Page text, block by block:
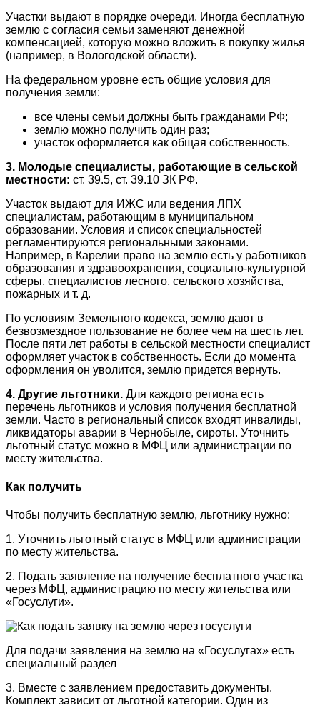
Участки выдают в порядке очереди. Иногда бесплатную
землю с согласия семьи заменяют денежной
компенсацией, которую можно вложить в покупку жилья
(например, в Вологодской области).
На федеральном уровне есть общие условия для
получения земли:
все члены семьи должны быть гражданами РФ;
землю можно получить один раз;
участок оформляется как общая собственность.
3. Молодые специалисты, работающие в сельской
местности: ст. 39.5, ст. 39.10 ЗК РФ.
Участок выдают для ИЖС или ведения ЛПХ
специалистам, работающим в муниципальном
образовании. Условия и список специальностей
регламентируются региональными законами.
Например, в Карелии право на землю есть у работников
образования и здравоохранения, социально-культурной
сферы, специалистов лесного, сельского хозяйства,
пожарных и т. д.
По условиям Земельного кодекса, землю дают в
безвозмездное пользование не более чем на шесть лет.
После пяти лет работы в сельской местности специалист
оформляет участок в собственность. Если до момента
оформления он уволится, землю придется вернуть.
4. Другие льготники. Для каждого региона есть
перечень льготников и условия получения бесплатной
земли. Часто в региональный список входят инвалиды,
ликвидаторы аварии в Чернобыле, сироты. Уточнить
льготный статус можно в МФЦ или администрации по
месту жительства.
Как получить
Чтобы получить бесплатную землю, льготнику нужно:
1. Уточнить льготный статус в МФЦ или администрации
по месту жительства.
2. Подать заявление на получение бесплатного участка
через МФЦ, администрацию по месту жительства или
«Госуслуги».
Для подачи заявления на землю на «Госуслугах» есть
специальный раздел
3. Вместе с заявлением предоставить документы.
Комплект зависит от льготной категории. Один из